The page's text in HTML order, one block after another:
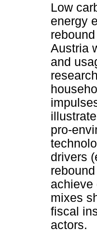
Low
energy
Austria
and
pro-
drivers
achieve
mixes
fiscal
actors.